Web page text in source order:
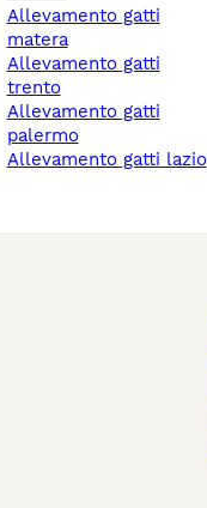
allevamento gatti
matera
allevamento gatti
trento
allevamento gatti
palermo
allevamento gatti lazio